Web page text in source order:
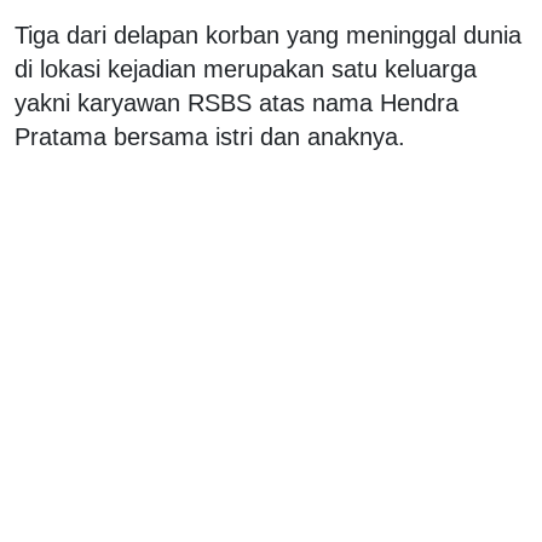
Tiga dari delapan korban yang meninggal dunia
di lokasi kejadian merupakan satu keluarga
yakni karyawan RSBS atas nama Hendra
Pratama bersama istri dan anaknya.